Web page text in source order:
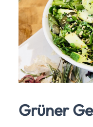
Grüner